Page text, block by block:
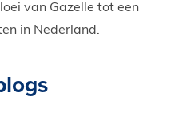
van Gazelle tot een
in Nederland.